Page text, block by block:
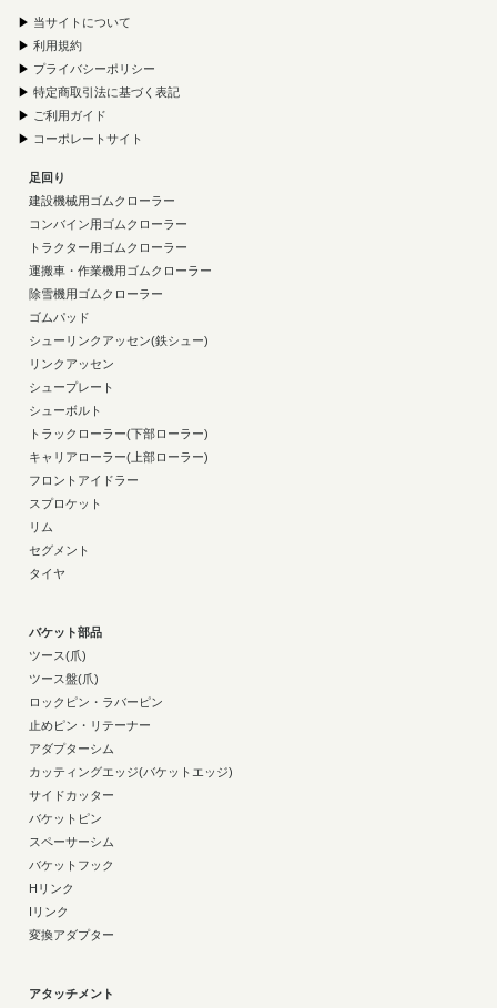
▶ 当サイトについて
▶ 利用規約
▶ プライバシーポリシー
▶ 特定商取引法に基づく表記
▶ ご利用ガイド
▶ コーポレートサイト
足回り
建設機械用ゴムクローラー
コンバイン用ゴムクローラー
トラクター用ゴムクローラー
運搬車・作業機用ゴムクローラー
除雪機用ゴムクローラー
ゴムパッド
シューリンクアッセン(鉄シュー)
リンクアッセン
シュープレート
シューボルト
トラックローラー(下部ローラー)
キャリアローラー(上部ローラー)
フロントアイドラー
スプロケット
リム
セグメント
タイヤ
バケット部品
ツース(爪)
ツース盤(爪)
ロックピン・ラバーピン
止めピン・リテーナー
アダプターシム
カッティングエッジ(バケットエッジ)
サイドカッター
バケットピン
スペーサーシム
バケットフック
Hリンク
Iリンク
変換アダプター
アタッチメント